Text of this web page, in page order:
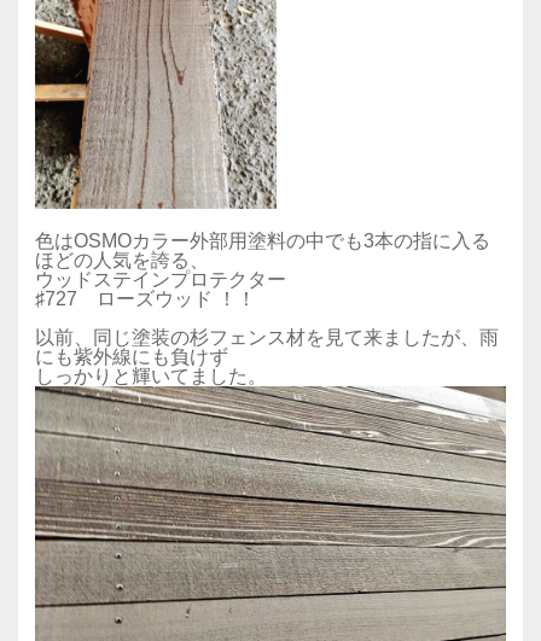
色はOSMOカラー外部用塗料の中でも3本の指に入る
ほどの人気を誇る、
ウッドステインプロテクター
♯727 ローズウッド ！！
以前、同じ塗装の杉フェンス材を見て来ましたが、雨
にも紫外線にも負けず
しっかりと輝いてました。